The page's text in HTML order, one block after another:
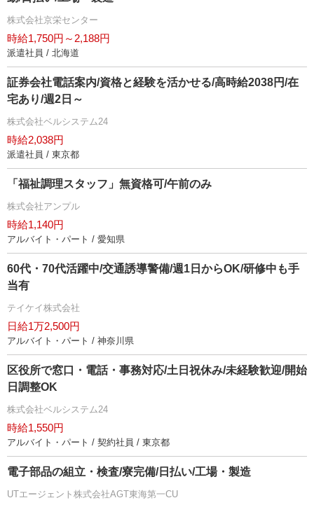
株式会社京栄センター
時給1,750円～2,188円
派遣社員 / 北海道
証券会社電話案内/資格と経験を活かせる/高時給2038円/在
宅あり/週2日～
株式会社ベルシステム24
時給2,038円
派遣社員 / 東京都
「福祉調理スタッフ」無資格可/午前のみ
株式会社アンプル
時給1,140円
アルバイト・パート / 愛知県
60代・70代活躍中/交通誘導警備/週1日からOK/研修中も手
当有
テイケイ株式会社
日給1万2,500円
アルバイト・パート / 神奈川県
区役所で窓口・電話・事務対応/土日祝休み/未経験歓迎/開始
日調整OK
株式会社ベルシステム24
時給1,550円
アルバイト・パート / 契約社員 / 東京都
電子部品の組立・検査/寮完備/日払い/工場・製造
UTエージェント株式会社AGT東海第一CU